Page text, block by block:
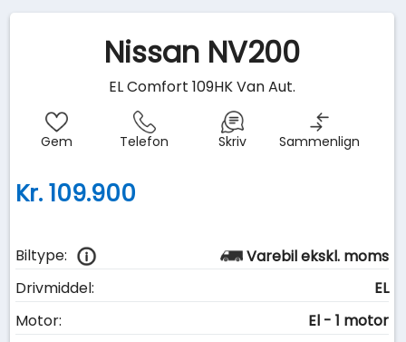
Nissan NV200
EL Comfort 109HK Van Aut.
Gem Telefon Skriv Sammenlign
Kr. 109.900
Biltype:
Varebil ekskl. moms
Drivmiddel:
EL
Motor:
El - 1 motor